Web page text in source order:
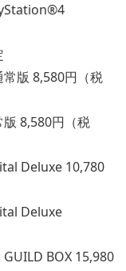
常版 8,580円（税
8,580円（税
Deluxe 10,780
Deluxe
BOX 15,980